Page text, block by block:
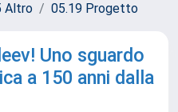
Altro 05.19 Progetto
Uno sguardo
a 150 anni dalla